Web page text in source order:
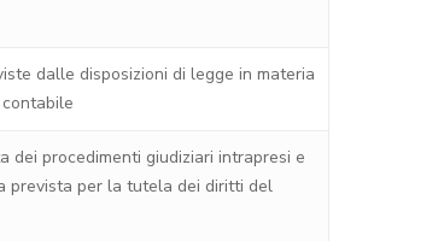
dalle disposizioni di legge in materia
dei procedimenti giudiziari intrapresi e
prevista per la tutela dei diritti del